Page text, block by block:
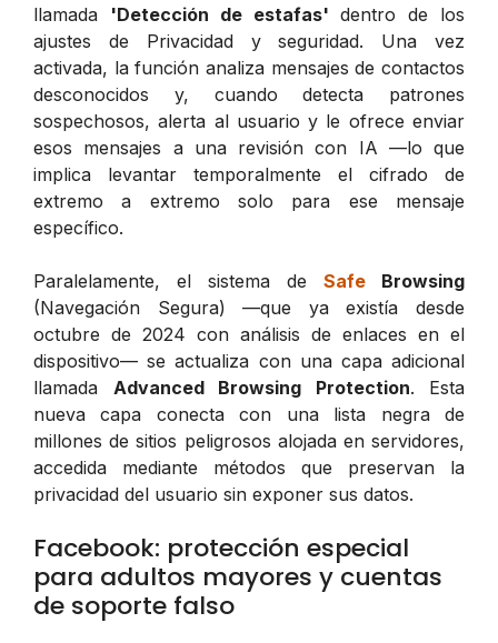
llamada
'Detección de estafas' dentro de los
ajustes de Privacidad y seguridad. Una vez
activada, la función analiza mensajes de contactos
desconocidos y, cuando detecta patrones
sospechosos, alerta al usuario y le ofrece enviar
esos mensajes a una revisión con IA —lo que
implica levantar temporalmente el cifrado de
extremo a extremo solo para ese mensaje
específico.
Paralelamente, el sistema de Safe Browsing
(Navegación Segura) —que ya existía desde
octubre de 2024 con análisis de enlaces en el
dispositivo— se actualiza con una capa adicional
llamada Advanced Browsing Protection. Esta
nueva capa conecta con una lista negra de
millones de sitios peligrosos alojada en servidores,
accedida mediante métodos que preservan la
privacidad del usuario sin exponer sus datos.
Facebook: protección especial
para adultos mayores y cuentas
de soporte falso